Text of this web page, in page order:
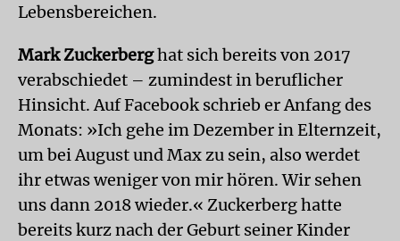
Lebensbereichen.
Mark Zuckerberghat sich bereits von 2017
verabschiedet – zumindest in beruflicher
Hinsicht. Auf Facebook schrieb er Anfang des
Monats: »Ich gehe im Dezember in Elternzeit,
um bei August und Max zu sein, also werdet
ihr etwas weniger von mir hören. Wir sehen
uns dann 2018 wieder.« Zuckerberg hatte
bereits kurz nach der Geburt seiner Kinder